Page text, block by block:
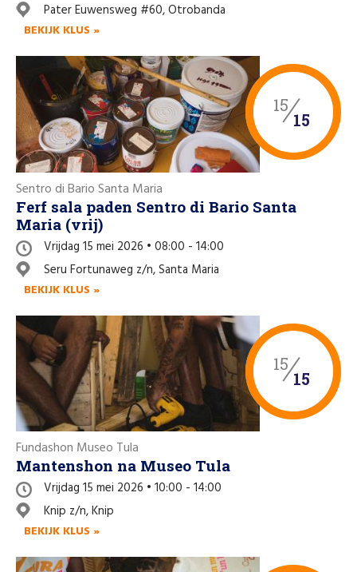
Pater Euwensweg #60, Otrobanda
BEKIJK KLUS »
15
15
Sentro di Bario Santa Maria
Ferf sala paden Sentro di Bario Santa
Maria (vrij)
Vrijdag 15 mei 2026 • 08:00 - 14:00
Seru Fortunaweg z/n, Santa Maria
BEKIJK KLUS »
15
15
Fundashon Museo Tula
Mantenshon na Museo Tula
Vrijdag 15 mei 2026 • 10:00 - 14:00
Knip z/n, Knip
BEKIJK KLUS »